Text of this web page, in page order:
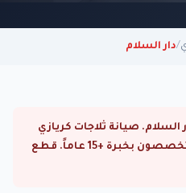
/دار السلام
صيانة ثلاجات كريازي
في القاهرة والجيزة. فنيون متخصصون بخبرة +15 عاماً. قطع